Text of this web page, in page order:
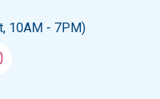
10AM - 7PM)